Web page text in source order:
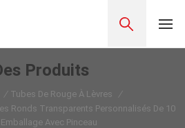
Produits
/ Tubes De Rouge À Lèvres
/
Ronds Transparents Personnalisés De 10
Avec Pinceau